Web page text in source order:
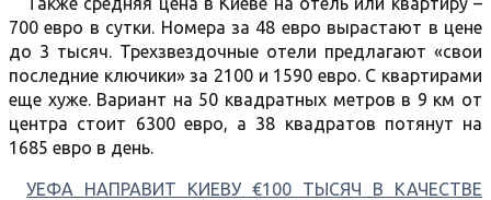
700 евро в сутки. Номера за 48 евро вырастают в цене
до 3 тысяч. Трехзвездочные отели предлагают «свои
последние ключики» за 2100 и 1590 евро. С квартирами
еще хуже. Вариант на 50 квадратных метров в 9 км от
центра стоит 6300 евро, а 38 квадратов потянут на
1685 евро в день.
УЕФА НАПРАВИТ КИЕВУ €100 ТЫСЯЧ В КАЧЕСТВЕ